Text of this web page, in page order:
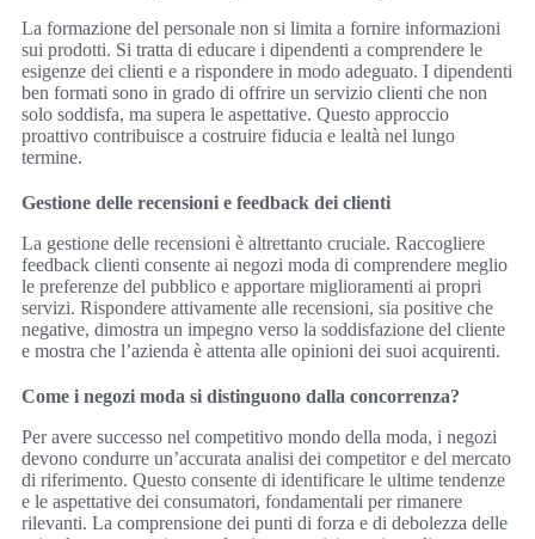
La formazione del personale non si limita a fornire informazioni
sui prodotti. Si tratta di educare i dipendenti a comprendere le
esigenze dei clienti e a rispondere in modo adeguato. I dipendenti
ben formati sono in grado di offrire un servizio clienti che non
solo soddisfa, ma supera le aspettative. Questo approccio
proattivo contribuisce a costruire fiducia e lealtà nel lungo
termine.
Gestione delle recensioni e feedback dei clienti
La gestione delle recensioni è altrettanto cruciale. Raccogliere
feedback clienti consente ai negozi moda di comprendere meglio
le preferenze del pubblico e apportare miglioramenti ai propri
servizi. Rispondere attivamente alle recensioni, sia positive che
negative, dimostra un impegno verso la soddisfazione del cliente
e mostra che l’azienda è attenta alle opinioni dei suoi acquirenti.
Come i negozi moda si distinguono dalla concorrenza?
Per avere successo nel competitivo mondo della moda, i negozi
devono condurre un’accurata analisi dei competitor e del mercato
di riferimento. Questo consente di identificare le ultime tendenze
e le aspettative dei consumatori, fondamentali per rimanere
rilevanti. La comprensione dei punti di forza e di debolezza delle